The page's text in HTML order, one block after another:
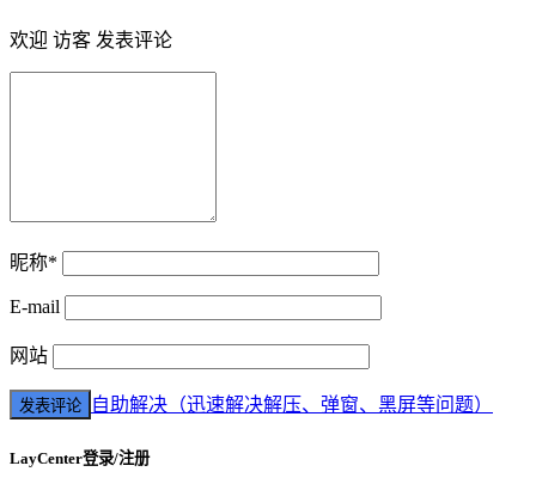
欢迎 访客 发表评论
昵称*
E-mail
网站
自助解决（迅速解决解压、弹窗、黑屏等问题）
LayCenter登录/注册